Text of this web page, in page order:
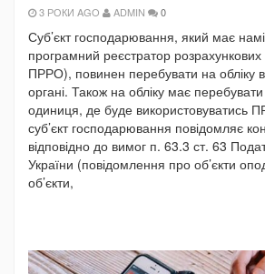
3 РОКИ AGO ADMIN 0
Суб’єкт господарювання, який має
програмний реєстратор розрахункових
ПРРО), повинен перебувати на обліку
органі. Також на обліку має
одиниця, де буде використовуватись
суб’єкт господарювання повідомляє
відповідно до вимог п. 63.3 ст. 63
України (повідомлення про об’єкти
об’єкти,